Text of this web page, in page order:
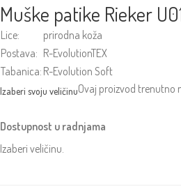
Muške patike Rieker
Lice:
prirodna koža
Postava: R-EvolutionTEX
Tabanica: R-Evolution Soft
Ovaj proizvod trenutno
Dostupnost u radnjama
Izaberi veličinu.